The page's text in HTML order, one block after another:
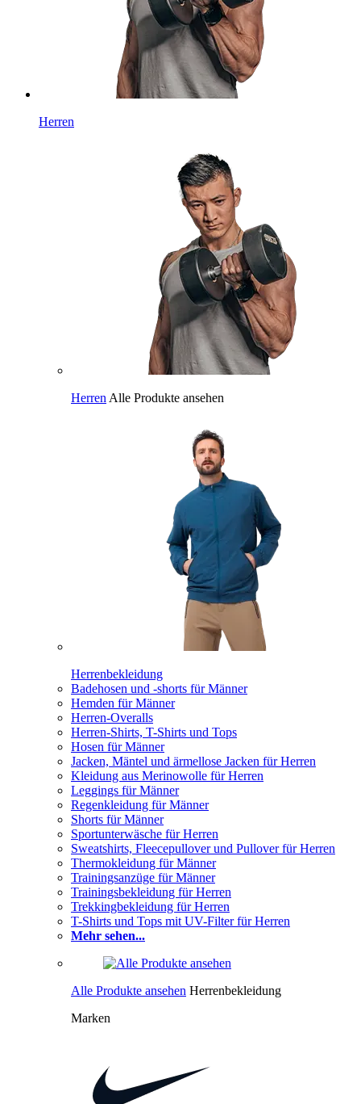
Herren
Herren Alle Produkte ansehen
Herrenbekleidung
Badehosen und -shorts für Männer
Hemden für Männer
Herren-Overalls
Herren-Shirts, T-Shirts und Tops
Hosen für Männer
Jacken, Mäntel und ärmellose Jacken für Herren
Kleidung aus Merinowolle für Herren
Leggings für Männer
Regenkleidung für Männer
Shorts für Männer
Sportunterwäsche für Herren
Sweatshirts, Fleecepullover und Pullover für Herren
Thermokleidung für Männer
Trainingsanzüge für Männer
Trainingsbekleidung für Herren
Trekkingbekleidung für Herren
T-Shirts und Tops mit UV-Filter für Herren
Mehr sehen...
Alle Produkte ansehen Herrenbekleidung
Marken